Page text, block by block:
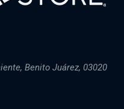
Benito Juárez, 03020